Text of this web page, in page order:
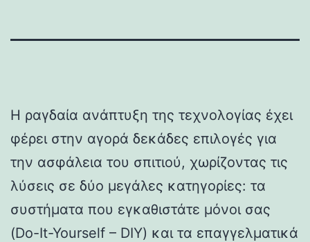
Η ραγδαία ανάπτυξη της τεχνολογίας έχει
φέρει στην αγορά δεκάδες επιλογές για
την ασφάλεια του σπιτιού, χωρίζοντας τις
λύσεις σε δύο μεγάλες κατηγορίες: τα
συστήματα που εγκαθιστάτε μόνοι σας
(Do-It-Yourself – DIY) και τα επαγγελματικά